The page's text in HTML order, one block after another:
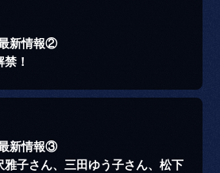
最新情報②
！
最新情報③
雅子さん、三田ゆう子さん、松下